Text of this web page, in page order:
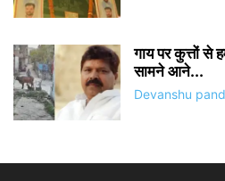
गाय पर कुत्तों से
सामने आने...
Devanshu